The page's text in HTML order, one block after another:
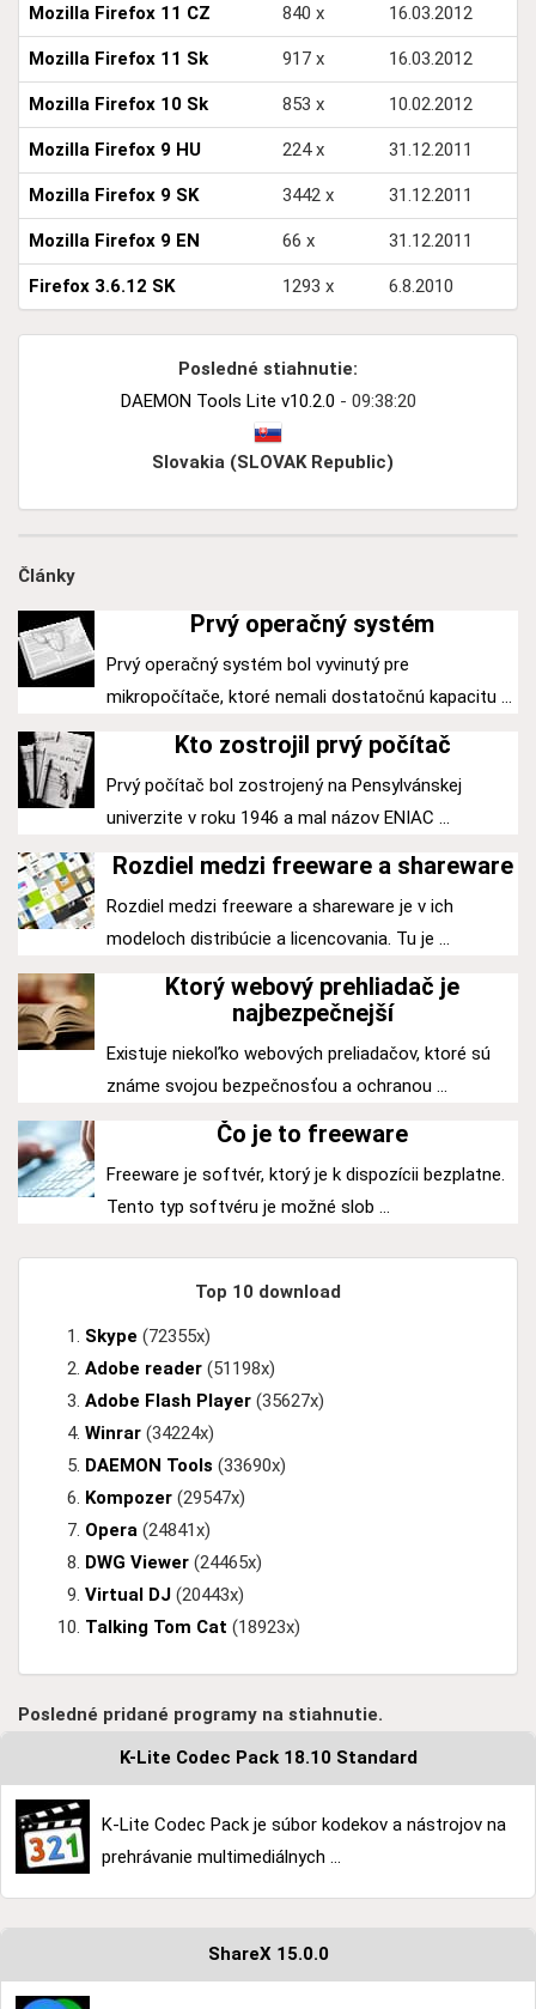
Mozilla Firefox 11 CZ 840 x 16.03.2012
Mozilla Firefox 11 Sk 917 x 16.03.2012
Mozilla Firefox 10 Sk 853 x 10.02.2012
Mozilla Firefox 9 HU 224 x 31.12.2011
Mozilla Firefox 9 SK 3442 x 31.12.2011
Mozilla Firefox 9 EN 66 x 31.12.2011
Firefox 3.6.12 SK 1293 x 6.8.2010
Posledné stiahnutie:
DAEMON Tools Lite v10.2.0 - 09:38:20
Slovakia (SLOVAK Republic)
Články
Prvý operačný systém
Prvý operačný systém bol vyvinutý pre
mikropočítače, ktoré nemali dostatočnú kapacitu ...
Kto zostrojil prvý počítač
Prvý počítač bol zostrojený na Pensylvánskej
univerzite v roku 1946 a mal názov ENIAC ...
Rozdiel medzi freeware a shareware
Rozdiel medzi freeware a shareware je v ich
modeloch distribúcie a licencovania. Tu je ...
Ktorý webový prehliadač je
najbezpečnejší
Existuje niekoľko webových preliadačov, ktoré sú
známe svojou bezpečnosťou a ochranou ...
Čo je to freeware
Freeware je softvér, ktorý je k dispozícii bezplatne.
Tento typ softvéru je možné slob ...
Top 10 download
Skype (72355x)
Adobe reader (51198x)
Adobe Flash Player (35627x)
Winrar (34224x)
DAEMON Tools (33690x)
Kompozer (29547x)
Opera (24841x)
DWG Viewer (24465x)
Virtual DJ (20443x)
Talking Tom Cat (18923x)
Posledné pridané programy na stiahnutie.
K-Lite Codec Pack 18.10 Standard
K-Lite Codec Pack je súbor kodekov a nástrojov na
prehrávanie multimediálnych ...
ShareX 15.0.0